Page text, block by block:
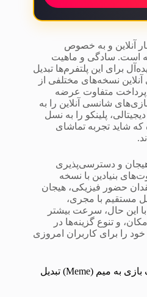
آنلاین و به خصوص
است. سادگی و ماهیت
برای این پلتفرم‌ها تبدیل
نسخه‌های مختلفی از
پرداخت متفاوت عرضه
شانسی آنلاین را به
پلینکو را به نسل
شاید تجربه تماشای
هیجان و دسترسی‌پذیری
بنیادین با نسخه
حضور فیزیکی، هیجان
مستقیم با مجری،
این حال، سرعت بیشتر
و تنوع گزینه‌ها در
را برای کاربران امروزی
پلینکو و فرهنگ اینترنت: وقتی یک بازی به میم (Meme) تبدیل